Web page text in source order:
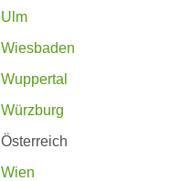
Ulm
Wiesbaden
Wuppertal
Würzburg
Österreich
Wien